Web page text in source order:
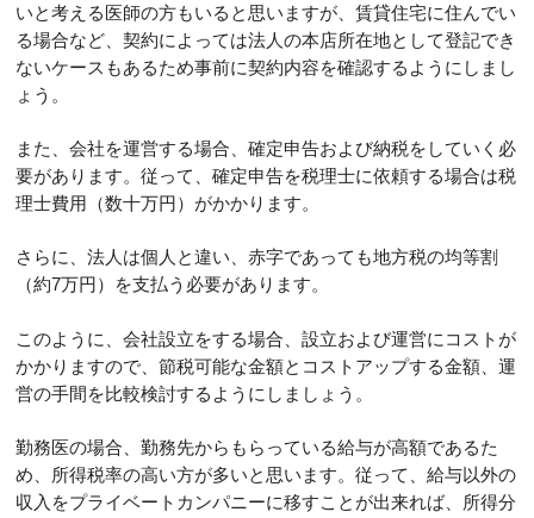
いと考える医師の方もいると思いますが、賃貸住宅に住んでい
る場合など、契約によっては法人の本店所在地として登記でき
ないケースもあるため事前に契約内容を確認するようにしまし
ょう。
また、会社を運営する場合、確定申告および納税をしていく必
要があります。従って、確定申告を税理士に依頼する場合は税
理士費用（数十万円）がかかります。
さらに、法人は個人と違い、赤字であっても地方税の均等割
（約7万円）を支払う必要があります。
このように、会社設立をする場合、設立および運営にコストが
かかりますので、節税可能な金額とコストアップする金額、運
営の手間を比較検討するようにしましょう。
勤務医の場合、勤務先からもらっている給与が高額であるた
め、所得税率の高い方が多いと思います。従って、給与以外の
収入をプライベートカンパニーに移すことが出来れば、所得分